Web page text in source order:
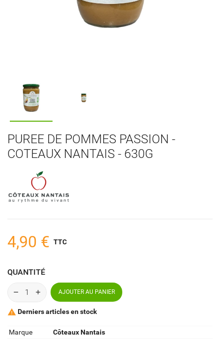
PUREE DE POMMES PASSION -
COTEAUX NANTAIS - 630G
4,90 € TTC
QUANTITÉ
AJOUTER AU PANIER
 Derniers articles en stock
Marque
Côteaux Nantais